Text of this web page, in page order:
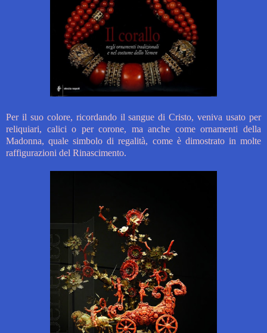
Per il suo colore, ricordando il sangue di Cristo, veniva usato per
reliquiari, calici o per corone, ma anche come ornamenti della
Madonna, quale simbolo di regalità, come è dimostrato in molte
raffigurazioni del Rinascimento.